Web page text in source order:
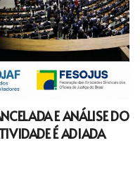
E ANÁLISE DO
É ADIADA